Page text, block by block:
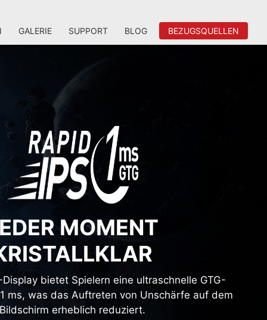
GALERIE SUPPORT BLOG BEZUGSQUELLEN
MOMENT
bietet Spielern eine ultraschnelle GTG-
ms, was das Auftreten von Unschärfe auf dem
Bildschirm erheblich reduziert.